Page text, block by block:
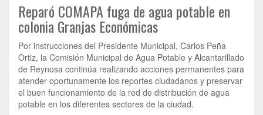
Reparó COMAPA fuga de agua potable en
colonia Granjas Económicas
Por instrucciones del Presidente Municipal, Carlos Peña
Ortiz, la Comisión Municipal de Agua Potable y Alcantarillado
de Reynosa continúa realizando acciones permanentes para
atender oportunamente los reportes ciudadanos y preservar
el buen funcionamiento de la red de distribución de agua
potable en los diferentes sectores de la ciudad.